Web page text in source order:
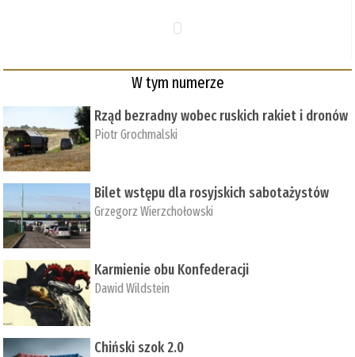
W tym numerze
Rząd bezradny wobec ruskich rakiet i dronów
Piotr Grochmalski
Bilet wstępu dla rosyjskich sabotażystów
Grzegorz Wierzchołowski
Karmienie obu Konfederacji
Dawid Wildstein
Chiński szok 2.0